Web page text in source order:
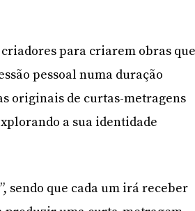
criadores para criarem obras
pessoal numa duração
originais de curtas-metragens
a sua identidade
sendo que cada um irá receber